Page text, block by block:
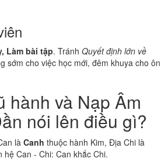
Làm bài tập. Tránh Quyết định lớn về
sớm cho việc học mới, đêm khuya cho ôn
hành và Nạp Âm
nói lên điều gì?
là Canh thuộc hành Kim, Địa Chi là
hệ Can - Chi: Can khắc Chi.